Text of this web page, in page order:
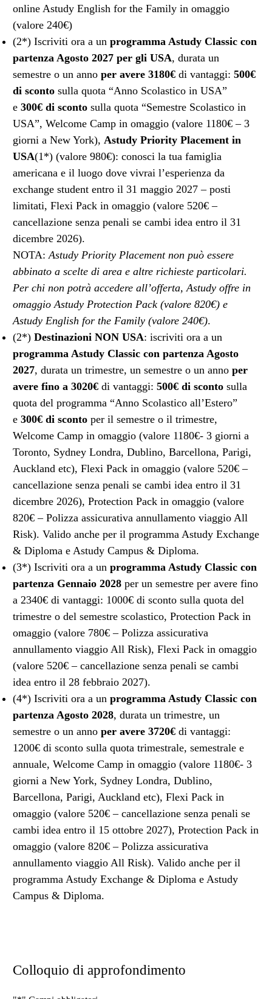
online Astudy English for the Family in omaggio
(valore 240€)
(2*) Iscriviti ora a un programma Astudy Classic con
partenza Agosto 2027 per gli USA, durata un
semestre o un anno per avere 3180€ di vantaggi: 500€
di sconto sulla quota “Anno Scolastico in USA”
e 300€ di sconto sulla quota “Semestre Scolastico in
USA”, Welcome Camp in omaggio (valore 1180€ – 3
giorni a New York), Astudy Priority Placement in
USA(1*) (valore 980€): conosci la tua famiglia
americana e il luogo dove vivrai l’esperienza da
exchange student entro il 31 maggio 2027 – posti
limitati, Flexi Pack in omaggio (valore 520€ –
cancellazione senza penali se cambi idea entro il 31
dicembre 2026).
NOTA:Astudy Priority Placement non può essere
abbinato a scelte di area e altre richieste particolari.
Per chi non potrà accedere all’offerta, Astudy offre in
omaggio Astudy Protection Pack (valore 820€) e
Astudy English for the Family (valore 240€).
(2*) Destinazioni NON USA: iscriviti ora a un
programma Astudy Classic con partenza Agosto
2027, durata un trimestre, un semestre o un anno per
avere fino a 3020€ di vantaggi: 500€ di sconto sulla
quota del programma “Anno Scolastico all’Estero”
e 300€ di sconto per il semestre o il trimestre,
Welcome Camp in omaggio (valore 1180€- 3 giorni a
Toronto, Sydney Londra, Dublino, Barcellona, Parigi,
Auckland etc), Flexi Pack in omaggio (valore 520€ –
cancellazione senza penali se cambi idea entro il 31
dicembre 2026), Protection Pack in omaggio (valore
820€ – Polizza assicurativa annullamento viaggio All
Risk). Valido anche per il programma Astudy Exchange
& Diploma e Astudy Campus & Diploma.
(3*) Iscriviti ora a un programma Astudy Classic con
partenza Gennaio 2028 per un semestre per avere fino
a 2340€ di vantaggi: 1000€ di sconto sulla quota del
trimestre o del semestre scolastico, Protection Pack in
omaggio (valore 780€ – Polizza assicurativa
annullamento viaggio All Risk), Flexi Pack in omaggio
(valore 520€ – cancellazione senza penali se cambi
idea entro il 28 febbraio 2027).
(4*) Iscriviti ora a un programma Astudy Classic con
partenza Agosto 2028, durata un trimestre, un
semestre o un anno per avere 3720€ di vantaggi:
1200€ di sconto sulla quota trimestrale, semestrale e
annuale, Welcome Camp in omaggio (valore 1180€- 3
giorni a New York, Sydney Londra, Dublino,
Barcellona, Parigi, Auckland etc), Flexi Pack in
omaggio (valore 520€ – cancellazione senza penali se
cambi idea entro il 15 ottobre 2027), Protection Pack in
omaggio (valore 820€ – Polizza assicurativa
annullamento viaggio All Risk). Valido anche per il
programma Astudy Exchange & Diploma e Astudy
Campus & Diploma.
Colloquio di approfondimento